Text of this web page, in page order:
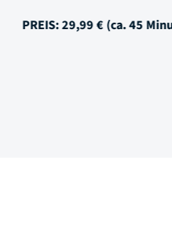
PREIS: 29,99 € (ca. 45